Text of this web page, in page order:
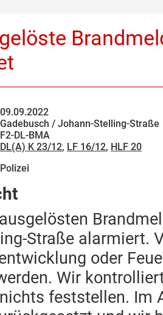
09.09.2022
Gadebusch / Johann-Stelling-Straße
F2-DL-BMA
DL(A) K 23/12, LF 16/12, HLF 20
Polizei
Straße alarmiert.
oder
Wir
feststellen. Im